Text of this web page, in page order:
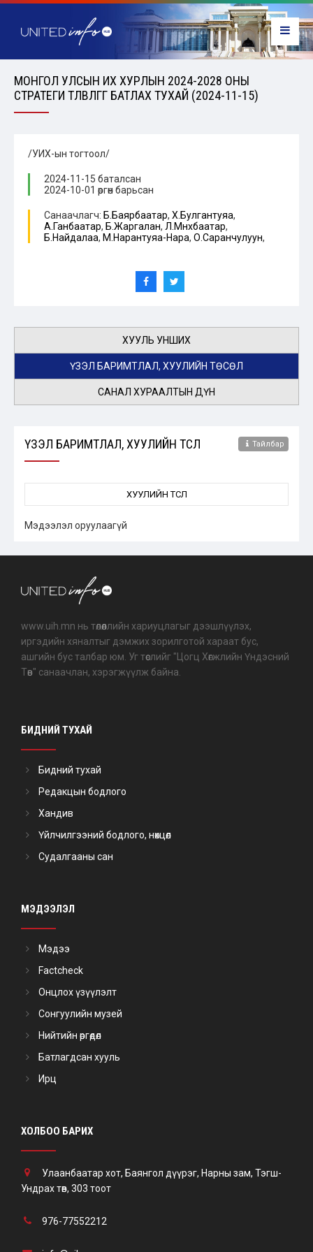
МОНГОЛ УЛСЫН ИХ ХУРЛЫН 2024-2028 ОНЫ
СТРАТЕГИ ТӨЛӨВЛӨГӨӨГ БАТЛАХ ТУХАЙ (2024-11-15)
/УИХ-ын тогтоол/
2024-11-15 баталсан
2024-10-01 өргөн барьсан
Санаачлагч: Б.Баярбаатар, Х.Булгантуяа,
А.Ганбаатар, Б.Жаргалан, Л.Мөнхбаатар,
Б.Найдалаа, М.Нарантуяа-Нара, О.Саранчулуун,
ХУУЛЬ УНШИХ
ҮЗЭЛ БАРИМТЛАЛ, ХУУЛИЙН ТӨСӨЛ
САНАЛ ХУРААЛТЫН ДҮН
ҮЗЭЛ БАРИМТЛАЛ, ХУУЛИЙН ТӨСӨЛ Тайлбар
ХУУЛИЙН ТӨСӨЛ
Мэдээлэл оруулаагүй
www.uih.mn нь төлөөллийн хариуцлагыг дээшлүүлэх,
иргэдийн хяналтыг дэмжих зорилготой хараат бус,
ашгийн бус талбар юм. Уг төслийг "Цогц Хөгжлийн Үндэсний
Төв" санаачлан, хэрэгжүүлж байна.
БИДНИЙ ТУХАЙ
Бидний тухай
Редакцын бодлого
Хандив
Үйлчилгээний бодлого, нөхцөл
Судалгааны сан
МЭДЭЭЛЭЛ
Мэдээ
Factcheck
Онцлох үзүүлэлт
Сонгуулийн музей
Нийтийн өргөдөл
Батлагдсан хууль
Ирц
ХОЛБОО БАРИХ
Улаанбаатар хот, Баянгол дүүрэг, Нарны зам, Тэгш-
Ундрах төв, 303 тоот
976-77552212